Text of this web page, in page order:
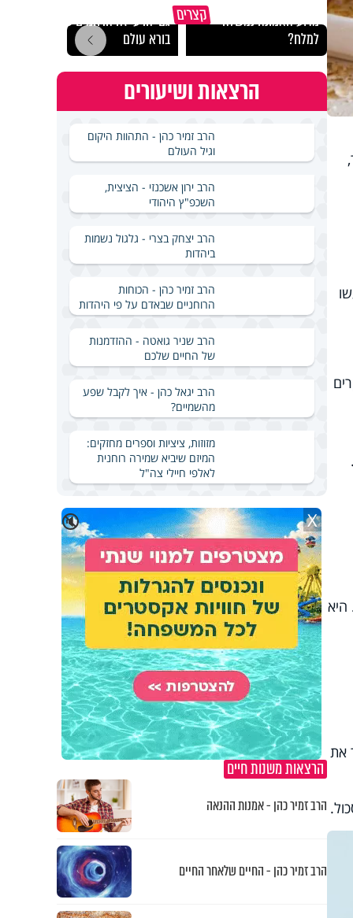
היא
את
.
קצרים
מדוע האמונה נמשלה
למלח?
גם ׳הרע׳ זה הרחמים של
בורא עולם
הרצאות ושיעורים
הרב זמיר כהן - התהוות היקום
וגיל העולם
הרב ירון אשכנזי - הציצית,
השכפ"ץ היהודי
הרב יצחק בצרי - גלגול נשמות
ביהדות
הרב זמיר כהן - הכוחות
הרוחניים שבאדם על פי היהדות
הרב שניר גואטה - ההזדמנות
של החיים שלכם
הרב יגאל כהן - איך לקבל שפע
מהשמיים?
מזוזות, ציציות וספרים מחזקים:
המיזם שיביא שמירה רוחנית
לאלפי חיילי צה"ל
🔇 X
הרצאות משנות חיים
הרב זמיר כהן - אמנות ההנאה
הרב זמיר כהן - החיים שלאחר החיים